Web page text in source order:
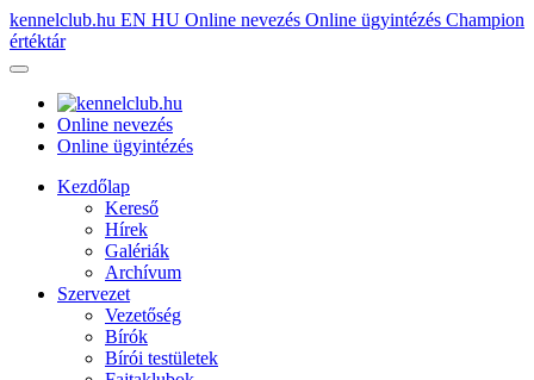
kennelclub.hu EN HU Online nevezés Online ügyintézés Champion
értéktár
Online nevezés
Online ügyintézés
Kezdőlap
Kereső
Hírek
Galériák
Archívum
Szervezet
Vezetőség
Bírók
Bírói testületek